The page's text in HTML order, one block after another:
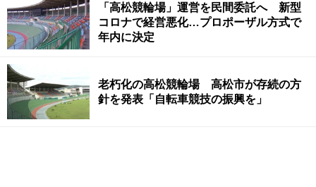
「高松競輪場」運営を民間委託へ 新型
コロナで経営悪化…プロポーザル方式で
年内に決定
老朽化の高松競輪場 高松市が存続の方
針を発表「自転車競技の振興を」